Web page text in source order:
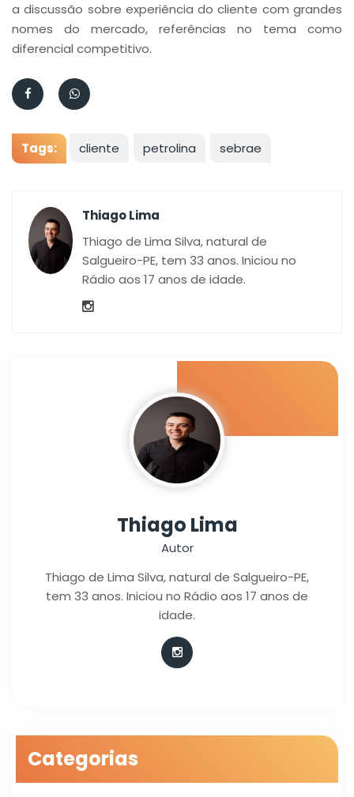
a discussão sobre experiência do cliente com grandes
nomes do mercado, referências no tema como
diferencial competitivo.
Tags: cliente petrolina sebrae
Thiago Lima
Thiago de Lima Silva, natural de
Salgueiro-PE, tem 33 anos. Iniciou no
Rádio aos 17 anos de idade.
Thiago Lima
Autor
Thiago de Lima Silva, natural de Salgueiro-PE,
tem 33 anos. Iniciou no Rádio aos 17 anos de
idade.
Categorias